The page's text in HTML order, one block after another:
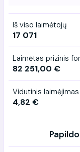
Iš viso laimėtojų
17 071
Laimėtas prizinis
82 251,00 €
Vidutinis laimėjimas
4,82 €